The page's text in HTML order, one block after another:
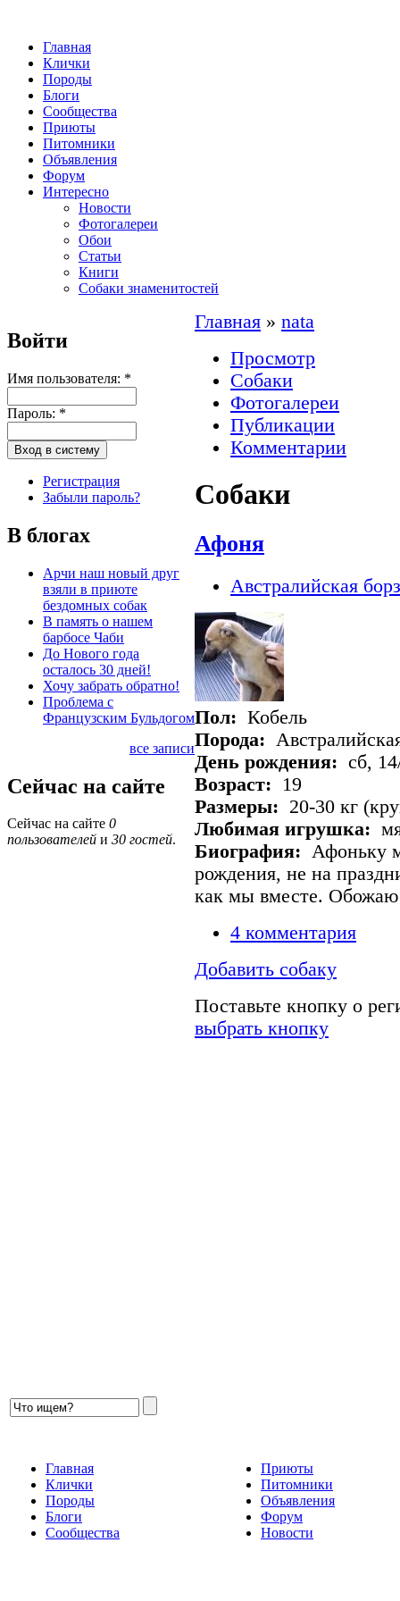
Главная
Клички
Породы
Блоги
Сообщества
Приюты
Питомники
Объявления
Форум
Интересно
Новости
Фотогалереи
Обои
Статьи
Книги
Собаки знаменитостей
Войти
Имя пользователя: *
Пароль: *
Регистрация
Забыли пароль?
В блогах
Арчи наш новый друг
взяли в приюте
бездомных собак
В память о нашем
барбосе Чаби
До Нового года
осталось 30 дней!
Хочу забрать обратно!
Проблема с
Французским Бульдогом
все записи
Сейчас на сайте
Сейчас на сайте 0
пользователей и 30 гостей.
Главная » nata
Просмотр
Собаки
Фотогалереи
Публикации
Комментарии
Собаки
Афоня
Австралийская
Пол: Кобель
Порода:
День рождения: сб,
Возраст:
19
Размеры: 20-30 кг
Любимая игрушка:
Биография:
Афоньку
рождения, не на
как мы вместе. Обожаю
4 комментария
Добавить собаку
Поставьте кнопку о
выбрать кнопку
Главная
Клички
Породы
Блоги
Сообщества
Приюты
Питомники
Объявления
Форум
Новости